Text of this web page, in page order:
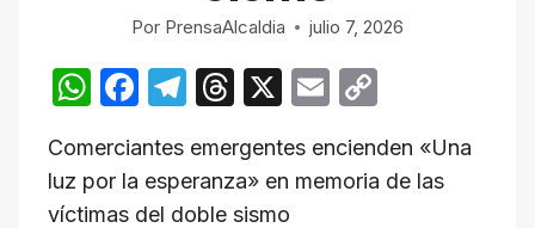
Por PrensaAlcaldia julio 7, 2026
W
at
s
F
c
e
T
e
gr
T
e
a
X
E
ail p
y
Comerciantes emergentes encienden «Una
luz por la esperanza» en memoria de las
víctimas del doble sismo